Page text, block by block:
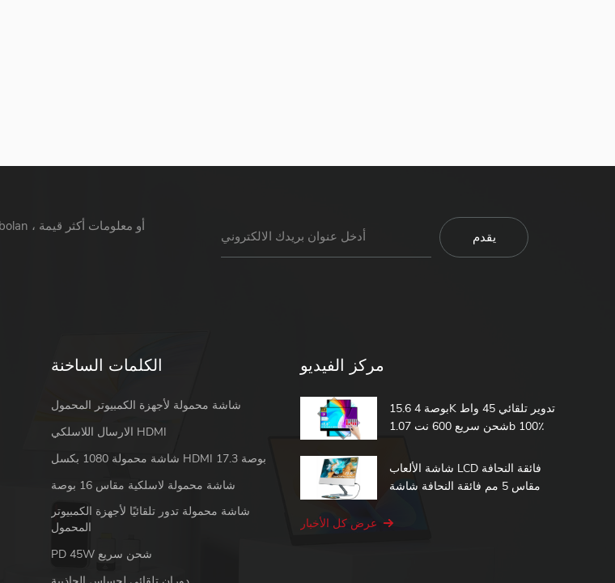
الكلمات الساخنة
شاشة محمولة لأجهزة الكمبيوتر المحمول
الارسال اللاسلكي HDMI
شاشة محمولة 1080 بكسل HDMI 17.3 بوصة
شاشة محمولة لاسلكية مقاس 16 بوصة
شاشة محمولة تدور تلقائيًا لأجهزة الكمبيوتر
المحمول
PD 45W شحن سريع
مركز الفيديو
15.6 بوصة 4K تدوير تلقائي 45 واط
شحن سريع 600 نت 1.07b 100٪
باللمس شاشة محمولة
شاشة الألعاب LCD فائقة النحافة
مقاس 5 مم فائقة النحافة شاشة
باللمس المحمولة
عرض كل الأخبار